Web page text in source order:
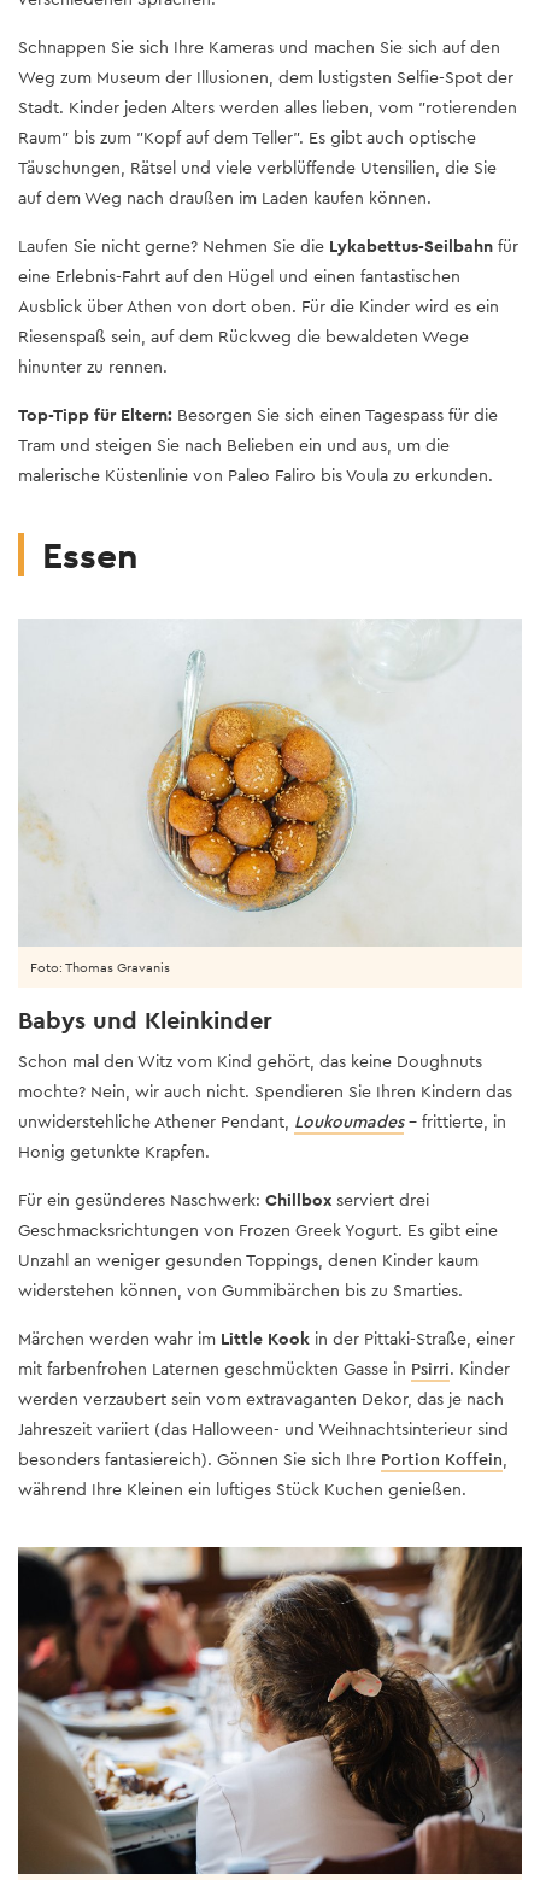
Schnappen Sie sich Ihre Kameras und machen Sie sich auf den
Weg zum Museum der Illusionen, dem lustigsten Selfie-Spot der
Stadt. Kinder jeden Alters werden alles lieben, vom "rotierenden
Raum" bis zum "Kopf auf dem Teller". Es gibt auch optische
Täuschungen, Rätsel und viele verblüffende Utensilien, die Sie
auf dem Weg nach draußen im Laden kaufen können.
Laufen Sie nicht gerne? Nehmen Sie die Lykabettus-Seilbahn für
eine Erlebnis-Fahrt auf den Hügel und einen fantastischen
Ausblick über Athen von dort oben. Für die Kinder wird es ein
Riesenspaß sein, auf dem Rückweg die bewaldeten Wege
hinunter zu rennen.
Top-Tipp für Eltern: Besorgen Sie sich einen Tagespass für die
Tram und steigen Sie nach Belieben ein und aus, um die
malerische Küstenlinie von Paleo Faliro bis Voula zu erkunden.
Essen
Babys und Kleinkinder
Schon mal den Witz vom Kind gehört, das keine Doughnuts
mochte? Nein, wir auch nicht. Spendieren Sie Ihren Kindern das
unwiderstehliche Athener Pendant, Loukoumades– frittierte, in
Honig getunkte Krapfen.
Für ein gesünderes Naschwerk: Chillbox serviert drei
Geschmacksrichtungen von Frozen Greek Yogurt. Es gibt eine
Unzahl an weniger gesunden Toppings, denen Kinder kaum
widerstehen können, von Gummibärchen bis zu Smarties.
Märchen werden wahr im Little Kook in der Pittaki-Straße, einer
mit farbenfrohen Laternen geschmückten Gasse in Psirri. Kinder
werden verzaubert sein vom extravaganten Dekor, das je nach
Jahreszeit variiert (das Halloween- und Weihnachtsinterieur sind
besonders fantasiereich). Gönnen Sie sich Ihre Portion Koffein,
während Ihre Kleinen ein luftiges Stück Kuchen genießen.
Foto: Thomas Gravanis